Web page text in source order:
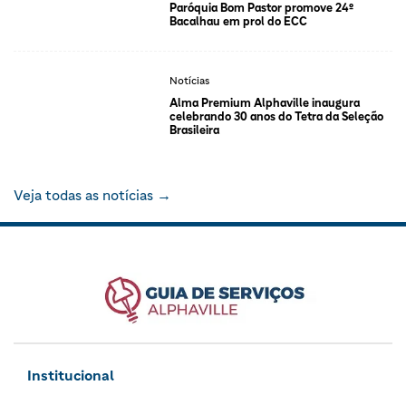
Paróquia Bom Pastor promove 24º
Bacalhau em prol do ECC
Notícias
Alma Premium Alphaville inaugura
celebrando 30 anos do Tetra da Seleção
Brasileira
Veja todas as notícias →
Institucional